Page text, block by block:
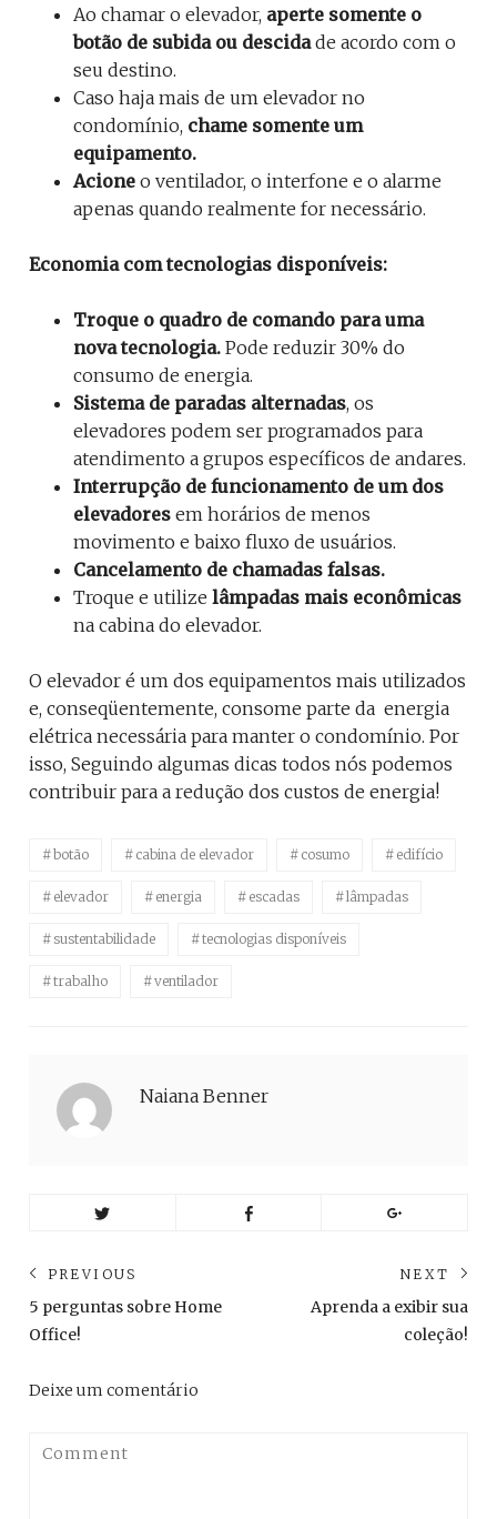
Ao chamar o elevador, aperte somente o
botão de subida ou descidade acordo com o
seu destino.
Caso haja mais de um elevador no
condomínio, chame somente um
equipamento.
Acione o ventilador, o interfone e o alarme
apenas quando realmente for necessário.
Economia com tecnologias disponíveis:
Troque o quadro de comando para uma
nova tecnologia. Pode reduzir 30% do
consumo de energia.
Sistema de paradas alternadas, os
elevadores podem ser programados para
atendimento a grupos específicos de andares.
Interrupção de funcionamento de um dos
elevadores em horários de menos
movimento e baixo fluxo de usuários.
Cancelamento de chamadas falsas.
Troque e utilize lâmpadas mais econômicas
na cabina do elevador.
O elevador é um dos equipamentos mais utilizados
e, conseqüentemente, consome parte da energia
elétrica necessária para manter o condomínio. Por
isso, Seguindo algumas dicas todos nós podemos
contribuir para a redução dos custos de energia!
botão cabina de elevador cosumo edifício
elevador energia escadas lâmpadas
sustentabilidade tecnologias disponíveis
trabalho ventilador
Naiana Benner
Navegação
de
Post
PREVIOUS
Previous
post:
5 perguntas sobre Home
Office!
NEXT
Aprenda a exibir sua
coleção!
Deixe um comentário